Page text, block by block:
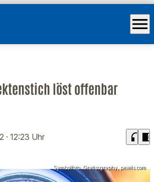
menu
löst offenbar
· 12:23 Uhr headphones chrome_reader_mode
Symbolfoto: Gratisography, pexels.com